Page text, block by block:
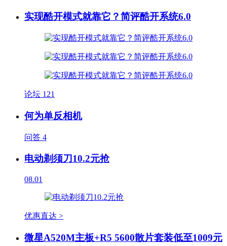
实现酷开模式就靠它？简评酷开系统6.0
论坛 121
何为单反相机
问答 4
电动剃须刀10.2元抢
08.01
优惠直达 >
微星A520M主板+R5 5600散片套装低至1009元